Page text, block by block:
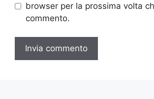
browser per la prossima volta
commento.